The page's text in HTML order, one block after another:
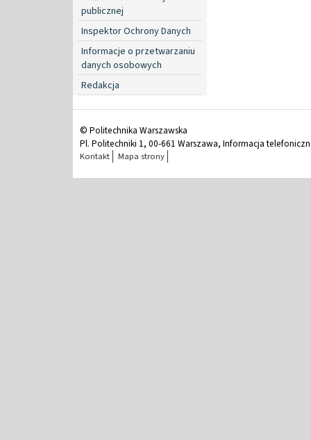
publicznej
Inspektor Ochrony Danych
Informacje o przetwarzaniu
danych osobowych
Redakcja
© Politechnika Warszawska
Pl. Politechniki 1, 00-661 Warszawa, Informacja
Kontakt Mapa strony